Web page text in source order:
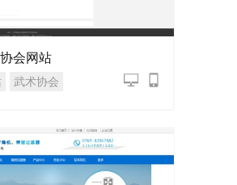
会网站
武术协会